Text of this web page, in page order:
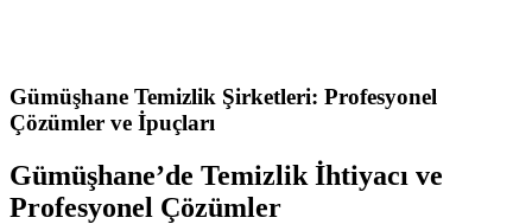
Gümüşhane Temizlik Şirketleri: Profesyonel
Çözümler ve İpuçları
Gümüşhane’de Temizlik İhtiyacı ve
Profesyonel Çözümler